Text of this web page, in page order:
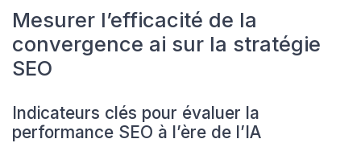
Mesurer l’efficacité de la
convergence ai sur la stratégie
SEO
Indicateurs clés pour évaluer la
performance SEO à l’ère de l’IA